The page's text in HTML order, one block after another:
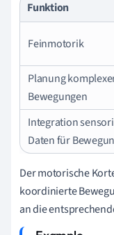
Funktion
Feinmotorik
Planung
Bewegungen
Integration
Daten für
Der motorische
koordinierte
an die